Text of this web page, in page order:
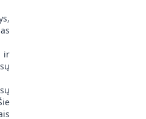
ir